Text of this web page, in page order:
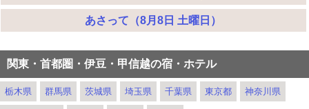
あさって（8月8日 土曜日）
関東・首都圏・伊豆・甲信越の宿・ホテル
栃木県 群馬県 茨城県 埼玉県 千葉県 東京都 神奈川県